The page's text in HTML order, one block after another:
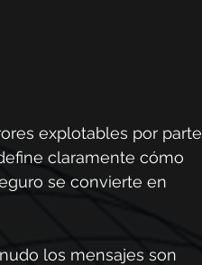
explotables por parte
claramente cómo
se convierte en
los mensajes son